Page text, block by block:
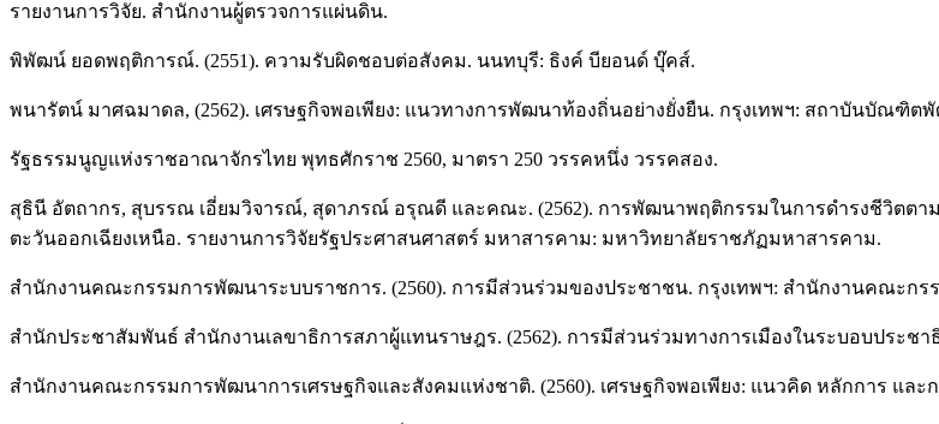
รายงานการวิจัย. สำนักงานผู้ตรวจการแผ่นดิน.
พิพัฒน์ ยอดพฤติการณ์. (2551). ความรับผิดชอบต่อสังคม. นนทบุรี: ธิงค์ บียอนด์ บุ๊คส์.
พนารัตน์ มาศฉมาดล, (2562). เศรษฐกิจพอเพียง: แนวทางการพัฒนาท้องถิ่นอย่างยั่งยืน. กรุงเทพฯ: สถาบันบัณฑิต
รัฐธรรมนูญแห่งราชอาณาจักรไทย พุทธศักราช 2560, มาตรา 250 วรรคหนึ่ง วรรคสอง.
สุธินี อัตถากร, สุบรรณ เอี่ยมวิจารณ์, สุดาภรณ์ อรุณดี และคณะ. (2562). การพัฒนาพฤติกรรมในการดำรงชีวิตต
ตะวันออกเฉียงเหนือ. รายงานการวิจัยรัฐประศาสนศาสตร์ มหาสารคาม: มหาวิทยาลัยราชภัฏมหาสารคาม.
สำนักงานคณะกรรมการพัฒนาระบบราชการ. (2560). การมีส่วนร่วมของประชาชน. กรุงเทพฯ: สำนักงานคณะก
สำนักประชาสัมพันธ์ สำนักงานเลขาธิการสภาผู้แทนราษฎร. (2562). การมีส่วนร่วมทางการเมืองในระบอบประช
สำนักงานคณะกรรมการพัฒนาการเศรษฐกิจและสังคมแห่งชาติ. (2560). เศรษฐกิจพอเพียง: แนวคิด หลักการ และ